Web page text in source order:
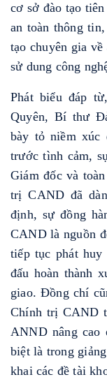
cơ sở đào tạo
an toàn thông
tạo chuyên gia
sử dung công
Phát biểu đáp
Quyên, Bí thư
bày tỏ niềm xúc
trước tình cảm,
Giám đốc và
trị CAND đã
định, sự đồng
CAND là nguồn
tiếp tục phát huy
đấu hoàn thành
giao. Đồng chí
Chính trị CAND
ANND nâng cao
biệt là trong
khai các đề tài